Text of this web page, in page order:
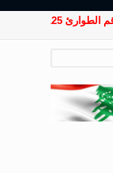
الطوارئ 125